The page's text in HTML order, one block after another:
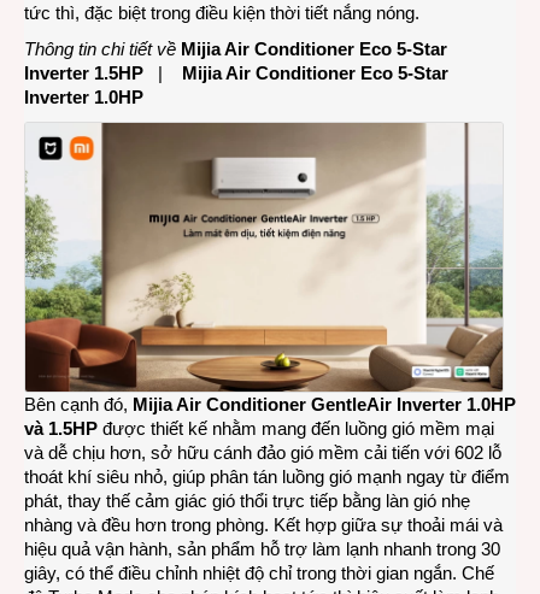
tức thì, đặc biệt trong điều kiện thời tiết nắng nóng.
Thông tin chi tiết về Mijia Air Conditioner Eco 5-Star
Inverter 1.5HP
|
Mijia Air Conditioner Eco 5-Star
Inverter 1.0HP
Bên cạnh đó, Mijia Air Conditioner GentleAir Inverter 1.0HP
và 1.5HP được thiết kế nhằm mang đến luồng gió mềm mại
và dễ chịu hơn, sở hữu cánh đảo gió mềm cải tiến với 602 lỗ
thoát khí siêu nhỏ, giúp phân tán luồng gió mạnh ngay từ điểm
phát, thay thế cảm giác gió thổi trực tiếp bằng làn gió nhẹ
nhàng và đều hơn trong phòng. Kết hợp giữa sự thoải mái và
hiệu quả vận hành, sản phẩm hỗ trợ làm lạnh nhanh trong 30
giây, có thể điều chỉnh nhiệt độ chỉ trong thời gian ngắn. Chế